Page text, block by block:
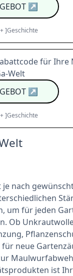
↗
+]Geschichte
für Ihre
Welt
↗
+]Geschichte
je nach
um für jeden
Ob
neue
ist